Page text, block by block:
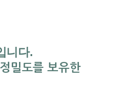
니다.
밀도를 보유한